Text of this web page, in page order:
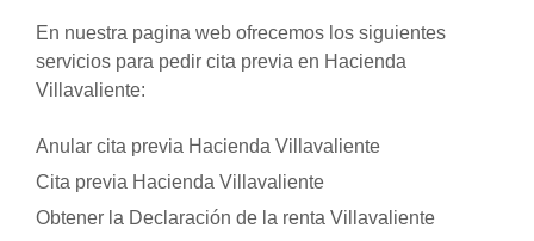
En nuestra pagina web ofrecemos los siguientes
servicios para pedir cita previa en Hacienda
Villavaliente:
Anular cita previa Hacienda Villavaliente
Cita previa Hacienda Villavaliente
Obtener la Declaración de la renta Villavaliente